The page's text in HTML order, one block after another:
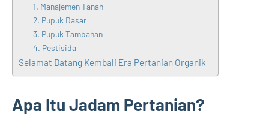
1. Manajemen Tanah
2. Pupuk Dasar
3. Pupuk Tambahan
4. Pestisida
Selamat Datang Kembali Era Pertanian Organik
Apa Itu Jadam Pertanian?